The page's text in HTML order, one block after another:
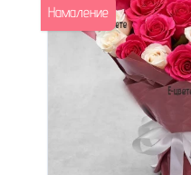
Намаление